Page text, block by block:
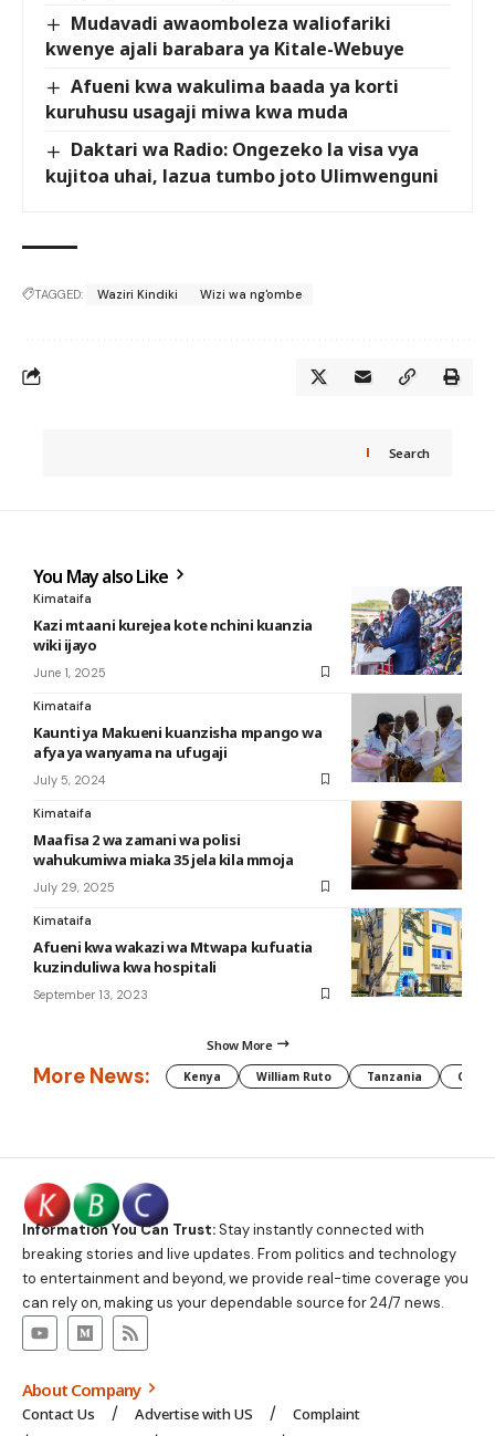
Mudavadi awaomboleza waliofariki
kwenye ajali barabara ya Kitale-Webuye
Afueni kwa wakulima baada ya korti
kuruhusu usagaji miwa kwa muda
Daktari wa Radio: Ongezeko la visa vya
kujitoa uhai, lazua tumbo joto Ulimwenguni
TAGGED: Waziri Kindiki Wizi wa ng'ombe
Search
You May also Like
Kimataifa
Kazi mtaani kurejea kote nchini kuanzia
wiki ijayo
June 1, 2025
Kimataifa
Kaunti ya Makueni kuanzisha mpango wa
afya ya wanyama na ufugaji
July 5, 2024
Kimataifa
Maafisa 2 wa zamani wa polisi
wahukumiwa miaka 35 jela kila mmoja
July 29, 2025
Kimataifa
Afueni kwa wakazi wa Mtwapa kufuatia
kuzinduliwa kwa hospitali
September 13, 2023
Show More
More News: Kenya William Ruto Tanzania CAF
Information You Can Trust:Stay instantly connected with
breaking stories and live updates. From politics and technology
to entertainment and beyond, we provide real-time coverage you
can rely on, making us your dependable source for 24/7 news.
About Company
Contact Us Advertise with US
Complaint